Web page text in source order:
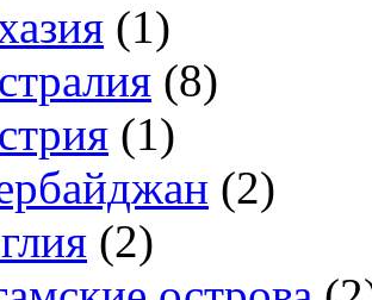
(1)
(8)
(1)
(2)
(2)